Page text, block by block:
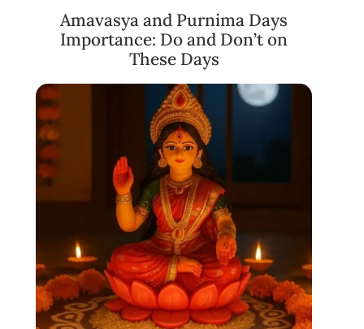
Amavasya and Purnima Days
Importance: Do and Don’t on
These Days